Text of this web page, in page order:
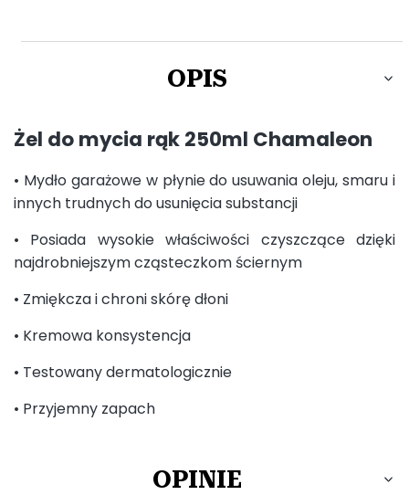
OPIS
Żel do mycia rąk 250ml Chamaleon
• Mydło garażowe w płynie do usuwania oleju, smaru i
innych trudnych do usunięcia substancji
• Posiada wysokie właściwości czyszczące dzięki
najdrobniejszym cząsteczkom ściernym
• Zmiękcza i chroni skórę dłoni
• Kremowa konsystencja
• Testowany dermatologicznie
• Przyjemny zapach
OPINIE